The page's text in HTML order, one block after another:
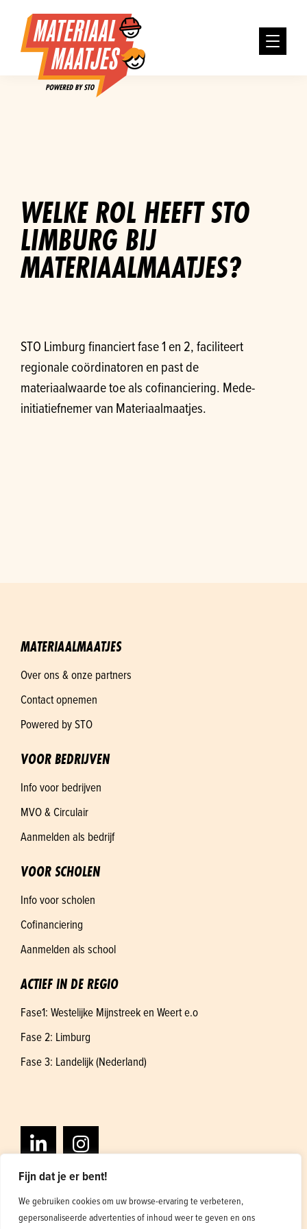
Fijn dat je er bent!
We gebruiken cookies om uw browse-ervaring te verbeteren,
gepersonaliseerde advertenties of inhoud weer te geven en ons
WELKE ROL HEEFT STO
LIMBURG BIJ
MATERIAALMAATJES?
STO Limburg financiert fase 1 en 2, faciliteert
regionale coördinatoren en past de
materiaalwaarde toe als cofinanciering. Mede-
initiatiefnemer van Materiaalmaatjes.
MATERIAALMAATJES
Over ons & onze partners
Contact opnemen
Powered by STO
VOOR BEDRIJVEN
Info voor bedrijven
MVO & Circulair
Aanmelden als bedrijf
VOOR SCHOLEN
Info voor scholen
Cofinanciering
Aanmelden als school
ACTIEF IN DE REGIO
Fase1: Westelijke Mijnstreek en Weert e.o
Fase 2: Limburg
Fase 3: Landelijk (Nederland)
Algemene voorwaarden Privacybeleid